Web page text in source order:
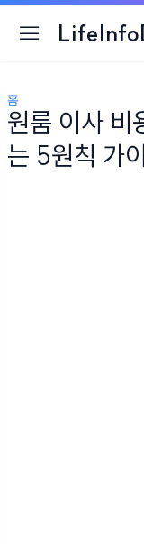
홈
원룸 이사 비
는 5원칙 가